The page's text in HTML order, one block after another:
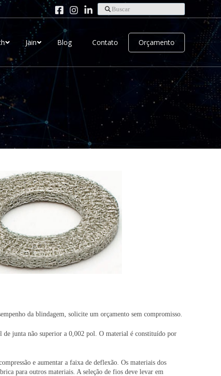
Buscar
Jain Blog Contato Orçamento
da blindagem, solicite um orçamento sem compromisso.
de junta não superior a 0,002 pol. O material é constituído por
e aumentar a faixa de deflexão. Os materiais dos
para outros materiais. A seleção de fios deve levar em